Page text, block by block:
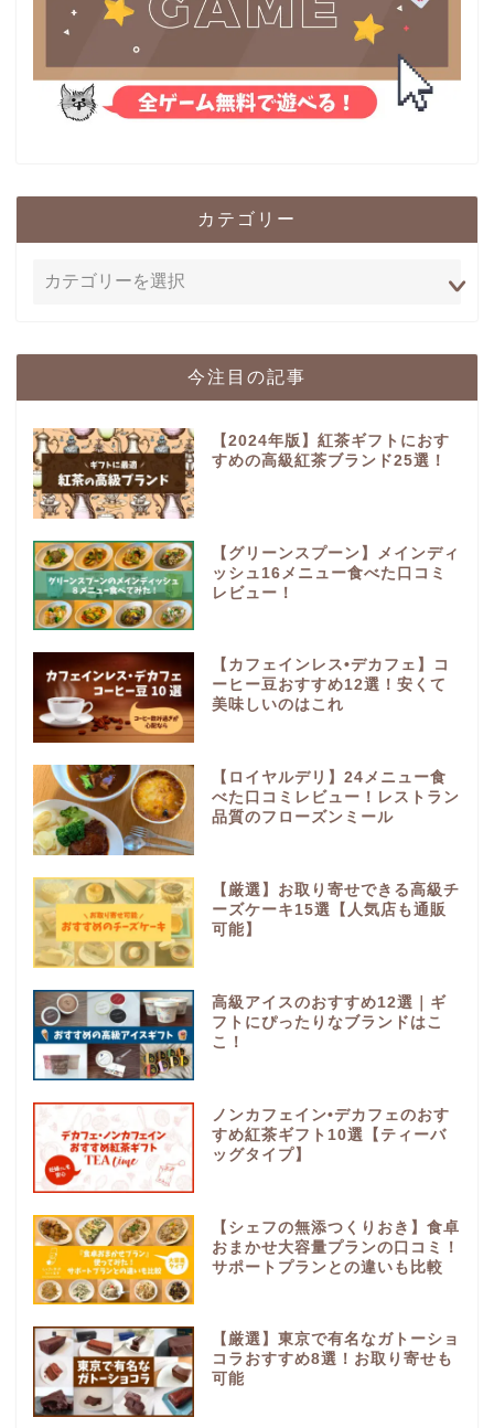
カテゴリー
今注目の記事
【2024年版】紅茶ギフトにおす
すめの高級紅茶ブランド25選！
【グリーンスプーン】メインディ
ッシュ16メニュー食べた口コミ
レビュー！
【カフェインレス•デカフェ】コ
ーヒー豆おすすめ12選！安くて
美味しいのはこれ
【ロイヤルデリ】24メニュー食
べた口コミレビュー！レストラン
品質のフローズンミール
【厳選】お取り寄せできる高級チ
ーズケーキ15選【人気店も通販
可能】
高級アイスのおすすめ12選｜ギ
フトにぴったりなブランドはこ
こ！
ノンカフェイン•デカフェのおす
すめ紅茶ギフト10選【ティーバ
ッグタイプ】
【シェフの無添つくりおき】食卓
おまかせ大容量プランの口コミ！
サポートプランとの違いも比較
【厳選】東京で有名なガトーショ
コラおすすめ8選！お取り寄せも
可能